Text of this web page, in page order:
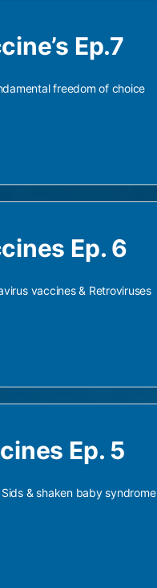
Ep.7
freedom of choice
Ep. 6
vaccines & Retroviruses
Ep. 5
& shaken baby syndrome